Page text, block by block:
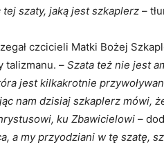
tej szaty, jaką jest szkaplerz –
czcicieli Matki Bożej
talizmanu. – Szata też nie jest
jest kilkakrotnie
nam dzisiaj szkaplerz mówi,
ku Zbawicielowi –
a my przyodziani w tę szatę,